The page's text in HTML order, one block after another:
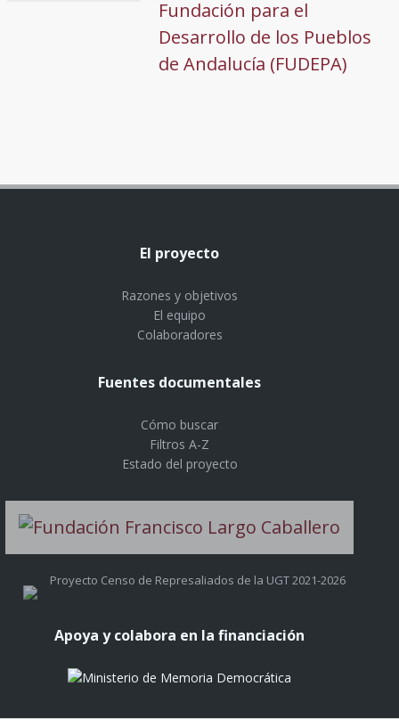
Fundación para el
Desarrollo de los Pueblos
de Andalucía (FUDEPA)
El proyecto
Razones y objetivos
El equipo
Colaboradores
Fuentes documentales
Cómo buscar
Filtros A-Z
Estado del proyecto
Proyecto Censo de Represaliados de la UGT 2021-2026
Apoya y colabora en la financiación